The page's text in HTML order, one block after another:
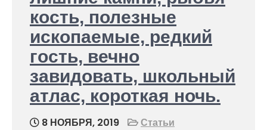
кость, полезные
ископаемые, редкий
гость, вечно
завидовать, школьный
атлас, короткая ночь.
8 НОЯБРЯ, 2019
Статьи